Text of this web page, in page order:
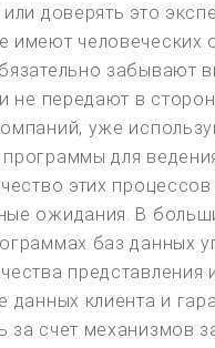
доверять это
имеют человеческих
забывают
не передают в
уже
для
этих
ожидания. В
баз данных
представления
данных клиента и
за счет механизмов